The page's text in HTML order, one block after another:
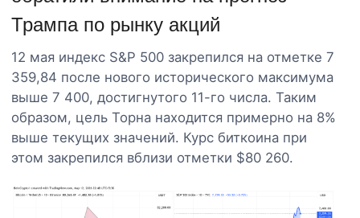
Трампа по рынку акций
12 мая индекс S&P 500 закрепился на отметке 7
359,84 после нового исторического максимума
выше 7 400, достигнутого 11-го числа. Таким
образом, цель Торна находится примерно на 8%
выше текущих значений. Курс биткоина при
этом закрепился вблизи отметки $80 260.